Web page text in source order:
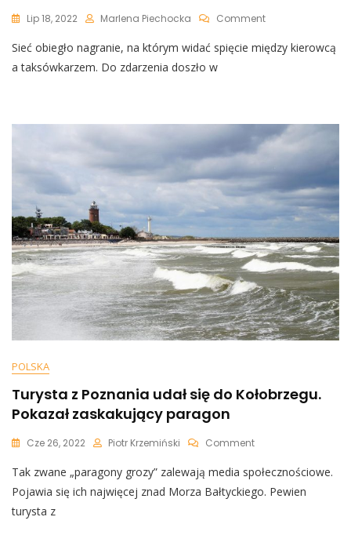
Lip 18, 2022 Marlena Piechocka CommentOn
Praktycznie
Z
Taksówkarzem
Jednej
Ulic
Poznania
[WIDEO]
Sieć obiegło nagranie, na którym widać spięcie między kierowcą
a taksówkarzem. Do zdarzenia doszło w
POLSKA
Turysta z Poznania udał się do Kołobrzegu.
Pokazał zaskakujący paragon
Cze 26, 2022 Piotr Krzemiński CommentOn
Z
Poznania
Udał
Tak zwane „paragony grozy” zalewają media społecznościowe.
Pojawia się ich najwięcej znad Morza Bałtyckiego. Pewien
turysta z